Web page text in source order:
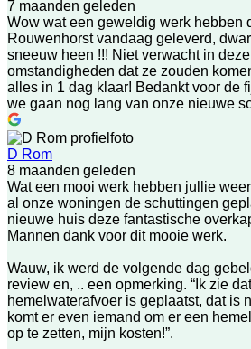
7 maanden geleden
Wow wat een geweldig werk hebben
Rouwenhorst vandaag geleverd,
sneeuw heen !!! Niet verwacht in
omstandigheden dat ze zouden
alles in 1 dag klaar! Bedankt voor de
we gaan nog lang van onze nieuwe
D Rom
8 maanden geleden
Wat een mooi werk hebben jullie
al onze woningen de schuttingen
nieuwe huis deze fantastische
Mannen dank voor dit mooie werk.
Wauw, ik werd de volgende dag
review en, .. een opmerking. “Ik zie
hemelwaterafvoer is geplaatst, dat is
komt er even iemand om er een
op te zetten, mijn kosten!”.